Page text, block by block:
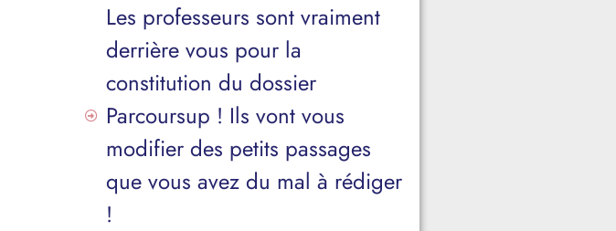
Les professeurs sont vraiment
derrière vous pour la
constitution du dossier
Parcoursup ! Ils vont vous
modifier des petits passages
que vous avez du mal à rédiger
!